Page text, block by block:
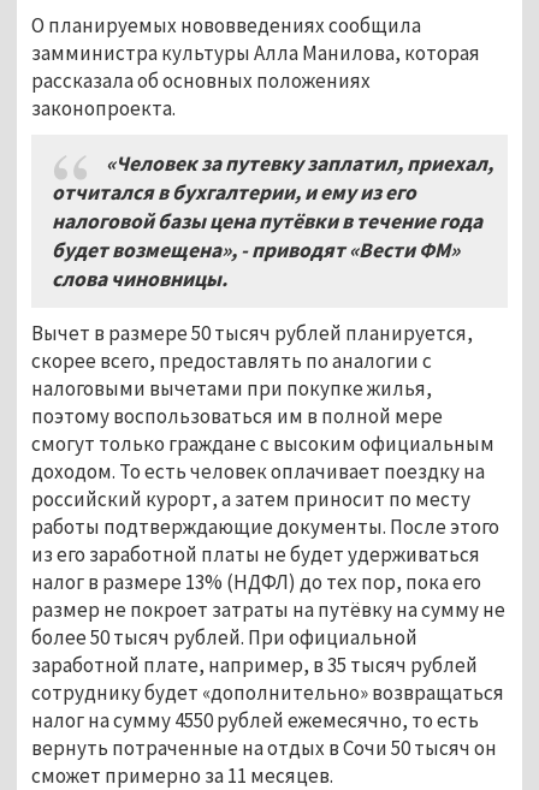
О планируемых нововведениях сообщила
замминистра культуры Алла Манилова, которая
рассказала об основных положениях
законопроекта.
«Человек за путевку заплатил, приехал,
отчитался в бухгалтерии, и ему из его
налоговой базы цена путёвки в течение года
будет возмещена», - приводят «Вести ФМ»
слова чиновницы.
Вычет в размере 50 тысяч рублей планируется,
скорее всего, предоставлять по аналогии с
налоговыми вычетами при покупке жилья,
поэтому воспользоваться им в полной мере
смогут только граждане с высоким официальным
доходом. То есть человек оплачивает поездку на
российский курорт, а затем приносит по месту
работы подтверждающие документы. После этого
из его заработной платы не будет удерживаться
налог в размере 13% (НДФЛ) до тех пор, пока его
размер не покроет затраты на путёвку на сумму не
более 50 тысяч рублей. При официальной
заработной плате, например, в 35 тысяч рублей
сотруднику будет «дополнительно» возвращаться
налог на сумму 4550 рублей ежемесячно, то есть
вернуть потраченные на отдых в Сочи 50 тысяч он
сможет примерно за 11 месяцев.